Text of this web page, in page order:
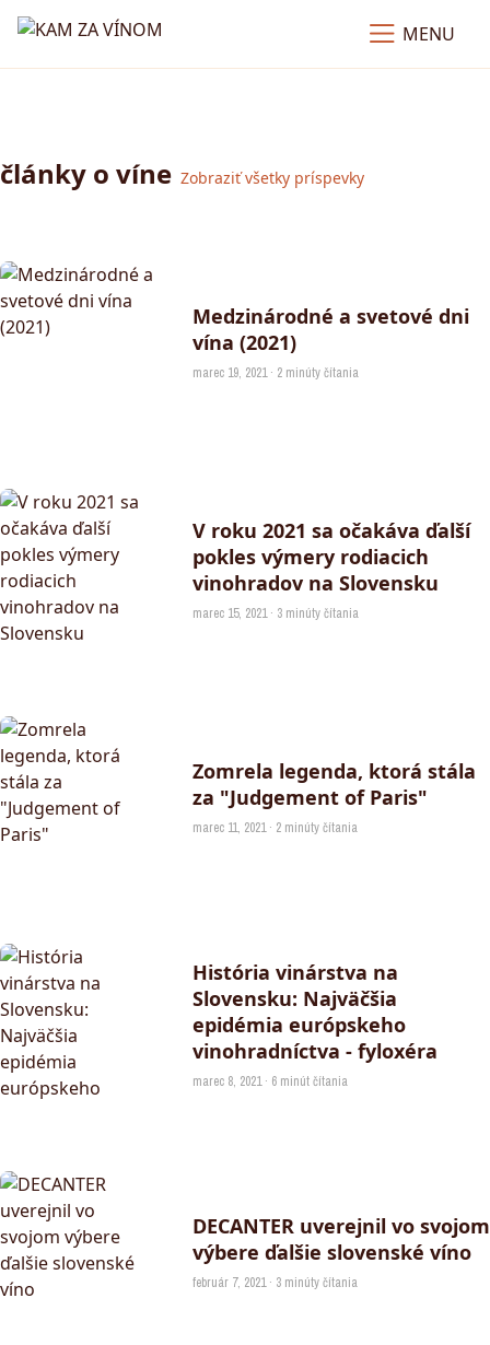
MENU
články o víne Zobraziť všetky príspevky
Medzinárodné a svetové dni
vína (2021)
marec 19, 2021 · 2 minúty čítania
V roku 2021 sa očakáva ďalší
pokles výmery rodiacich
vinohradov na Slovensku
marec 15, 2021 · 3 minúty čítania
Zomrela legenda, ktorá stála
za "Judgement of Paris"
marec 11, 2021 · 2 minúty čítania
História vinárstva na
Slovensku: Najväčšia
epidémia európskeho
vinohradníctva - fyloxéra
marec 8, 2021 · 6 minút čítania
DECANTER uverejnil vo svojom
výbere ďalšie slovenské víno
február 7, 2021 · 3 minúty čítania